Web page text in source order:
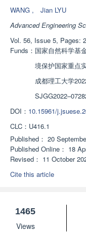
WANG ,
Jian LYU
Advanced Engineering
Vol. 56, Issue 5, Pages:
Funds： 国家自然科学基
境保护国家重点
成都理工大学
DOI： 10.15961/
CLC： U416.1
Published： 20
Published Online： 18
Revised： 11 October
Cite this article
1465
Views